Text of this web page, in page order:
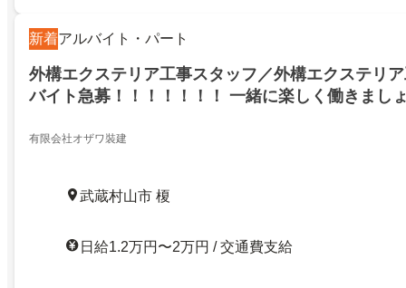
新着アルバイト・パート
外構エクステリア工事スタッフ／外構エクステリ
バイト急募！！！！！！！ 一緒に楽しく働きまし
有限会社オザワ裝建
武蔵村山市 榎
日給1.2万円〜2万円 / 交通費支給